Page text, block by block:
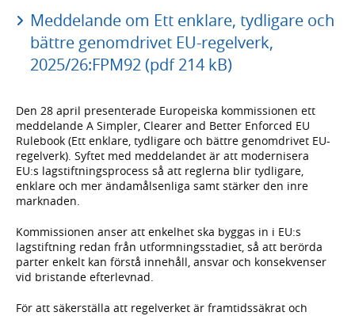
Meddelande om Ett enklare, tydligare och
bättre genomdrivet EU-regelverk,
2025/26:FPM92 (pdf 214 kB)
Den 28 april presenterade Europeiska kommissionen ett
meddelande A Simpler, Clearer and Better Enforced EU
Rulebook (Ett enklare, tydligare och bättre genomdrivet EU-
regelverk). Syftet med meddelandet är att modernisera
EU:s lagstiftningsprocess så att reglerna blir tydligare,
enklare och mer ändamålsenliga samt stärker den inre
marknaden.
Kommissionen anser att enkelhet ska byggas in i EU:s
lagstiftning redan från utformningsstadiet, så att berörda
parter enkelt kan förstå innehåll, ansvar och konsekvenser
vid bristande efterlevnad.
För att säkerställa att regelverket är framtidssäkrat och